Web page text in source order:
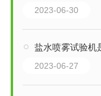
2023-06-30
盐水喷雾试验机是
2023-06-27